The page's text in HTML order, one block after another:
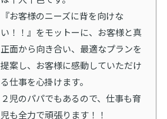
『お客様のニーズに背を向けな
い！！』をモットーに、お客様と真
正面から向き合い、最適なプランを
提案し、お客様に感動していただけ
る仕事を心掛けます。
２児のパパでもあるので、仕事も育
児も全力で頑張ります！！